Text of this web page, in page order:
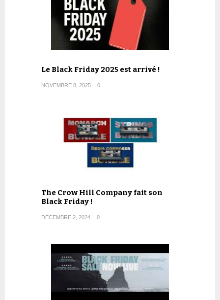
Le Black Friday 2025 est arrivé !
NOVEMBRE 8, 2025 0
The Crow Hill Company fait son
Black Friday !
DÉCEMBRE 2, 2024 0